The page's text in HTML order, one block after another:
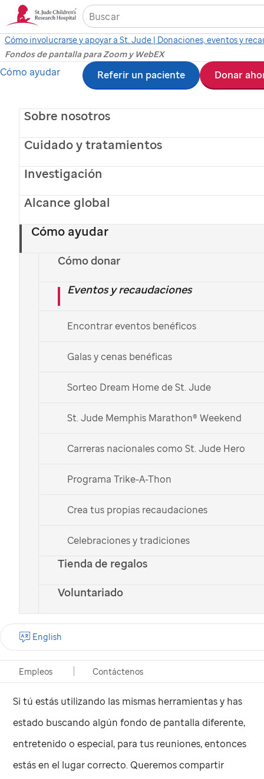
Ir
contenido
Sobre nosotros
Cuidado y tratamientos
Investigación
Alcance global
Cómo ayudar
Cómo donar
Eventos y recaudaciones
Encontrar eventos benéficos
Galas y cenas benéficas
Sorteo Dream Home de St. Jude
St. Jude Memphis Marathon® Weekend
Carreras nacionales como St. Jude Hero
Programa Trike-A-Thon
Crea tus propias recaudaciones
Celebraciones y tradiciones
Tienda de regalos
Voluntariado
Cómo ayudar
Empleos Contáctenos
English
Referir un paciente Donar
Cómo involucrarse y apoyar a St. Jude | Donaciones, eventos y
Fondos de pantalla para Zoom y WebEX
Descargue imágenes
para fondos de pantalla
para plataformas como
Zoom y WebEx
English version
Fondos de Halloween >
Imágenes del Campus deSt. Jude>
Con el Logo de
Día de las Madres >
Orgullo Gay LGBTQ >
Misión Espacial Inspiration 4>
necesitamos de estar interconectados mientras
seguimos los lineamientos de distanciamiento social.
actividades del trabajo, escuela e incluso actividades
físicas, entre otras. Todo esto a través de plataformas
como Zoom, WebEx .
Si tú estás utilizando las mismas herramientas y has
estado buscando algún fondo de pantalla diferente,
entretenido o especial, para tus reuniones, entonces
estás en el lugar correcto. Queremos compartir